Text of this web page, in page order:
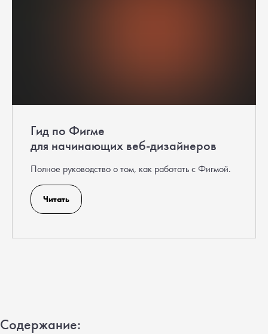
Гид по Фигме
для начинающих веб-дизайнеров
Полное руководство о том, как работать с Фигмой.
Читать
Содержание: